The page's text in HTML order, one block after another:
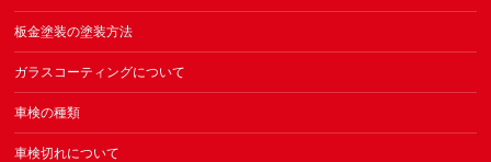
板金塗装の塗装方法
ガラスコーティングについて
車検の種類
車検切れについて